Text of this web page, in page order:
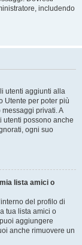
includendo
utenti aggiunti alla
Utente per poter più
privati. A
utenti possono anche
ogni suo
lista amici o
del profilo di
tua lista amici o
aggiungere
anche rimuovere un